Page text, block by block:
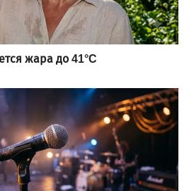
жара до 41°C